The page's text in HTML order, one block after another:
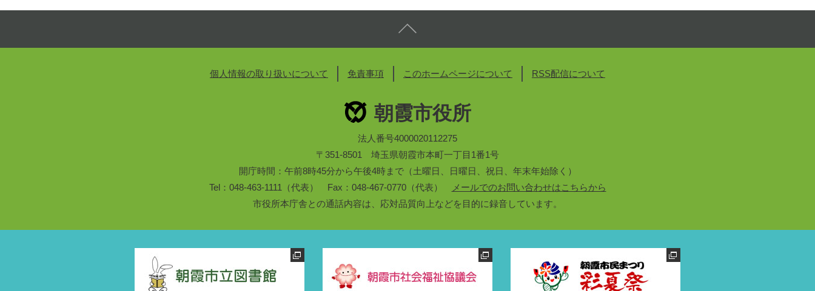
個人情報の取り扱いについて 免責事項 このホームページについて RSS配信について
朝霞市役所
法人番号4000020112275
〒351-8501 埼玉県朝霞市本町一丁目1番1号
開庁時間：午前8時45分から午後4時まで（土曜日、日曜日、祝日、年末年始除く）
Tel：048-463-1111（代表） Fax：048-467-0770（代表）
メールでのお問い合わせはこちらから
市役所本庁舎との通話内容は、応対品質向上などを目的に録音しています。